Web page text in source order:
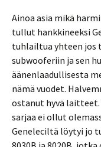
Ainoa asia mikä
tullut hankkineeksi
tuhlailtua yhteen jos
subwooferiin ja sen
äänenlaadullisesta
nämä vuodet.
ostanut hyvä
sarjaa ei ollut
Geneleciltä löytyi jo